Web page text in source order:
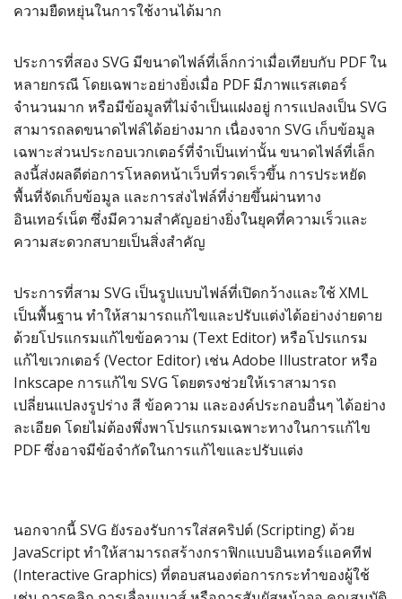
ความยืดหยุ่นในการใช้งานได้มาก
ประการที่สอง SVG มีขนาดไฟล์ที่เล็กกว่าเมื่อเทียบกับ PDF ใน
หลายกรณี โดยเฉพาะอย่างยิ่งเมื่อ PDF มีภาพแรสเตอร์
จำนวนมาก หรือมีข้อมูลที่ไม่จำเป็นแฝงอยู่ การแปลงเป็น SVG
สามารถลดขนาดไฟล์ได้อย่างมาก เนื่องจาก SVG เก็บข้อมูล
เฉพาะส่วนประกอบเวกเตอร์ที่จำเป็นเท่านั้น ขนาดไฟล์ที่เล็ก
ลงนี้ส่งผลดีต่อการโหลดหน้าเว็บที่รวดเร็วขึ้น การประหยัด
พื้นที่จัดเก็บข้อมูล และการส่งไฟล์ที่ง่ายขึ้นผ่านทาง
อินเทอร์เน็ต ซึ่งมีความสำคัญอย่างยิ่งในยุคที่ความเร็วและ
ความสะดวกสบายเป็นสิ่งสำคัญ
ประการที่สาม SVG เป็นรูปแบบไฟล์ที่เปิดกว้างและใช้ XML
เป็นพื้นฐาน ทำให้สามารถแก้ไขและปรับแต่งได้อย่างง่ายดาย
ด้วยโปรแกรมแก้ไขข้อความ (Text Editor) หรือโปรแกรม
แก้ไขเวกเตอร์ (Vector Editor) เช่น Adobe Illustrator หรือ
Inkscape การแก้ไข SVG โดยตรงช่วยให้เราสามารถ
เปลี่ยนแปลงรูปร่าง สี ข้อความ และองค์ประกอบอื่นๆ ได้อย่าง
ละเอียด โดยไม่ต้องพึ่งพาโปรแกรมเฉพาะทางในการแก้ไข
PDF ซึ่งอาจมีข้อจำกัดในการแก้ไขและปรับแต่ง
นอกจากนี้ SVG ยังรองรับการใส่สคริปต์ (Scripting) ด้วย
JavaScript ทำให้สามารถสร้างกราฟิกแบบอินเทอร์แอคทีฟ
(Interactive Graphics) ที่ตอบสนองต่อการกระทำของผู้ใช้